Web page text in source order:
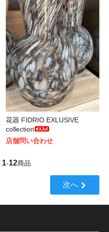
花器 FIDRIO EXLUSIVE
collection
店舗問い合わせ
1-12商品
次へ